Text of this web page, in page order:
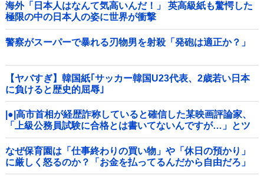
海外「日本人はなんて気高いんだ！」 英高級紙も驚愕した
極限の中の日本人の姿に世界が衝撃
警察がスーパーで暴れる刃物男を射殺「発砲は適正か？」
【ヤバすぎ】韓国紙｢サッカー韓国U23代表、2歳若い日本
に負けると歴史的屈辱｣
|●|高市首相が経歴詐称していると確信した某映画評論家、
「上級公務員試験に合格とは書いてないんですが…」とツ
ッコミを受けまくり……
なぜ保育園は「仕事終わりの買い物」や「休日の預かり」
に厳しく怒るのか？「お金を払ってるんだから自由だろ」
主張する保護者 vs 「保育欠如のための施設」と諭す保育士